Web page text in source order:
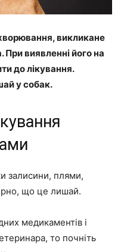
викликане
Привиявленнійогона
долікування.
усобак.
залисини, плями,
що це лишай.
медикаментів і
то почніть